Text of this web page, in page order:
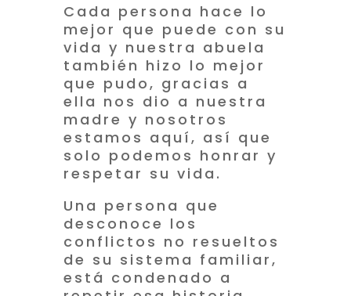
Cada persona hace lo
mejor que puede con su
vida y nuestra abuela
también hizo lo mejor
que pudo, gracias a
ella nos dio a nuestra
madre y nosotros
estamos aquí, así que
solo podemos honrar y
respetar su vida.
Una persona que
desconoce los
conflictos no resueltos
de su sistema familiar,
está condenado a